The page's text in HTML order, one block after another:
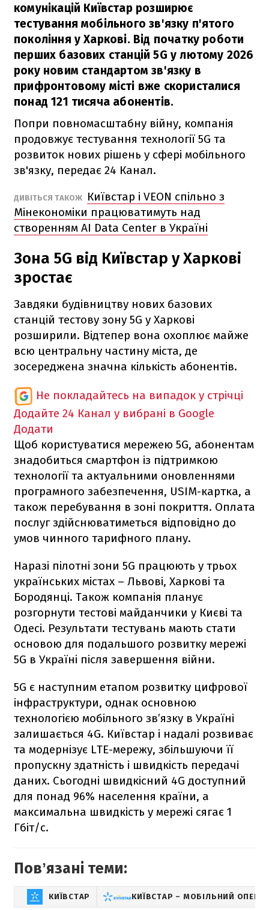
комунікацій Київстар розширює
тестування мобільного зв'язку п'ятого
покоління у Харкові. Від початку роботи
перших базових станцій 5G у лютому 2026
року новим стандартом зв'язку в
прифронтовому місті вже скористалися
понад 121 тисяча абонентів.
Попри повномасштабну війну, компанія
продовжує тестування технології 5G та
розвиток нових рішень у сфері мобільного
зв'язку, передає 24 Канал.
ДИВІТЬСЯ ТАКОЖ
Київстар і VEON спільно з
Мінекономіки працюватимуть над
створенням AI Data Center в Україні
Зона 5G від Київстар у Харкові
зростає
Завдяки будівництву нових базових
станцій тестову зону 5G у Харкові
розширили. Відтепер вона охоплює майже
всю центральну частину міста, де
зосереджена значна кількість абонентів.
Не покладайтесь на випадок у стрічці
Додайте 24 Канал у вибрані в Google
Додати
Щоб користуватися мережею 5G, абонентам
знадобиться смартфон із підтримкою
технології та актуальними оновленнями
програмного забезпечення, USIM-картка, а
також перебування в зоні покриття. Оплата
послуг здійснюватиметься відповідно до
умов чинного тарифного плану.
Наразі пілотні зони 5G працюють у трьох
українських містах – Львові, Харкові та
Бородянці. Також компанія планує
розгорнути тестові майданчики у Києві та
Одесі. Результати тестувань мають стати
основою для подальшого розвитку мережі
5G в Україні після завершення війни.
5G є наступним етапом розвитку цифрової
інфраструктури, однак основною
технологією мобільного зв’язку в Україні
залишається 4G. Київстар і надалі розвиває
та модернізує LTE-мережу, збільшуючи її
пропускну здатність і швидкість передачі
даних. Сьогодні швидкісний 4G доступний
для понад 96% населення країни, а
максимальна швидкість у мережі сягає 1
Гбіт/с.
Повʼязані теми:
КИЇВСТАР КИЇВСТАР – МОБІЛЬНИЙ